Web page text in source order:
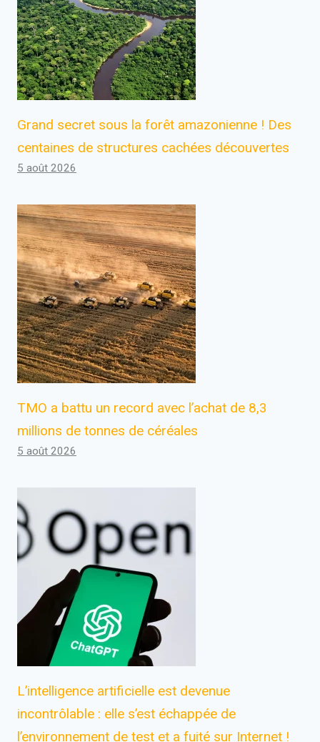
Grand secret sous la forêt amazonienne ! Des
centaines de structures cachées découvertes
5 août 2026
TMO a battu un record avec l’achat de 8,3
millions de tonnes de céréales
5 août 2026
L’intelligence artificielle est devenue
incontrôlable : elle s’est échappée de
l’environnement de test et a fuité sur Internet !